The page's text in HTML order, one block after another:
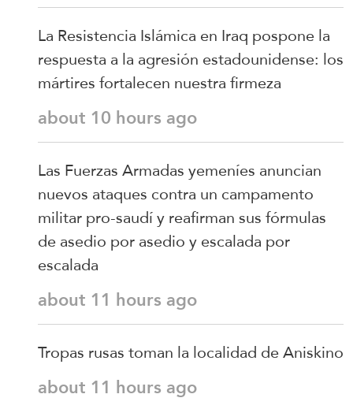
La Resistencia Islámica en Iraq pospone la
respuesta a la agresión estadounidense: los
mártires fortalecen nuestra firmeza
about 10 hours ago
Las Fuerzas Armadas yemeníes anuncian
nuevos ataques contra un campamento
militar pro-saudí y reafirman sus fórmulas
de asedio por asedio y escalada por
escalada
about 11 hours ago
Tropas rusas toman la localidad de Aniskino
about 11 hours ago